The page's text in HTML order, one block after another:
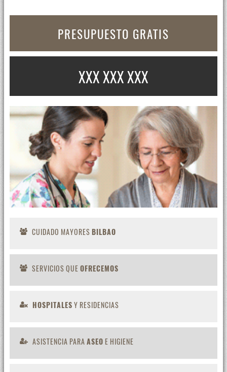
PRESUPUESTO GRATIS
XXX XXX XXX
CUIDADO MAYORESBILBAO
SERVICIOS QUEOFRECEMOS
HOSPITALESY RESIDENCIAS
ASISTENCIA PARAASEO E HIGIENE